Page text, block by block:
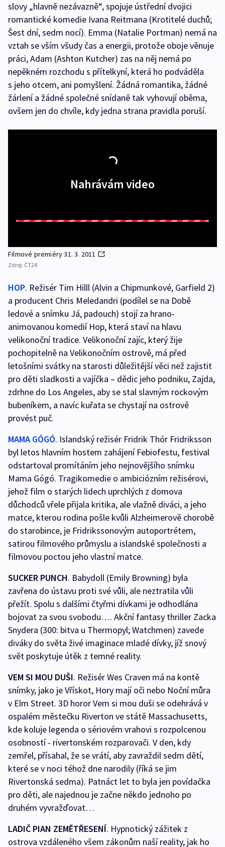
slovy „hlavně nezávazně“, spojuje ústřední dvojici
romantické komedie Ivana Reitmana (Krotitelé duchů;
Šest dní, sedm nocí). Emma (Natalie Portman) nemá na
vztah se vším všudy čas a energii, protože oboje věnuje
práci, Adam (Ashton Kutcher) zas na něj nemá po
nepěkném rozchodu s přítelkyní, která ho podváděla
s jeho otcem, ani pomyšlení. Žádná romantika, žádné
žárlení a žádné společné snídaně tak vyhovují oběma,
ovšem jen do chvíle, kdy jedna strana pravidla poruší.
Nahrávám video
Filmové premiéry 31. 3. 2011
Zdroj: ČT24
HOP. Režisér Tim Hilll (Alvin a Chipmunkové, Garfield 2)
a producent Chris Meledandri (podílel se na Době
ledové a snímku Já, padouch) stojí za hrano-
animovanou komedií Hop, která staví na hlavu
velikonoční tradice. Velikonoční zajíc, který žije
pochopitelně na Velikonočním ostrově, má před
letošními svátky na starosti důležitější věci než zajistit
pro děti sladkosti a vajíčka – dědic jeho podniku, Zajda,
zdrhne do Los Angeles, aby se stal slavným rockovým
bubeníkem, a navíc kuřata se chystají na ostrově
provést puč.
MAMA GÓGÓ. Islandský režisér Fridrik Thór Fridriksson
byl letos hlavním hostem zahájení Febiofestu, festival
odstartoval promítáním jeho nejnovějšího snímku
Mama Gógó. Tragikomedie o ambiciózním režisérovi,
jehož film o starých lidech uprchlých z domova
důchodců vřele přijala kritika, ale vlažně diváci, a jeho
matce, kterou rodina pošle kvůli Alzheimerově chorobě
do starobince, je Fridrikssonovým autoportrétem,
satirou filmového průmyslu a islandské společnosti a
filmovou poctou jeho vlastní matce.
SUCKER PUNCH. Babydoll (Emily Browning) byla
zavřena do ústavu proti své vůli, ale neztratila vůli
přežít. Spolu s dalšími čtyřmi dívkami je odhodlána
bojovat za svou svobodu…. Akční fantasy thriller Zacka
Snydera (300: bitva u Thermopyl; Watchmen) zavede
diváky do světa živé imaginace mladé dívky, jíž snový
svět poskytuje útěk z temné reality.
VEM SI MOU DUŠI. Režisér Wes Craven má na kontě
snímky, jako je Vřískot, Hory mají oči nebo Noční můra
v Elm Street. 3D horor Vem si mou duši se odehrává v
ospalém městečku Riverton ve státě Massachusetts,
kde koluje legenda o sériovém vrahovi s rozpolcenou
osobností - rivertonském rozparovači. V den, kdy
zemřel, přísahal, že se vrátí, aby zavraždil sedm dětí,
které se v noci téhož dne narodily (říká se jim
Rivertonská sedma). Patnáct let to byla jen povídačka
pro děti, ale najednou je začne někdo jednoho po
druhém vyvražďovat…
LADIČ PIAN ZEMĚTŘESENÍ. Hypnotický zážitek z
ostrova vzdáleného všem zákonům naší reality, jak ho